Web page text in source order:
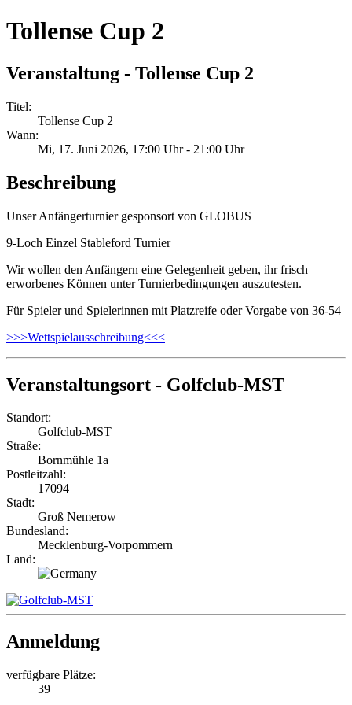
Tollense Cup 2
Veranstaltung - Tollense Cup 2
Titel:
Tollense Cup 2
Wann:
Mi, 17. Juni 2026, 17:00 Uhr- 21:00 Uhr
Beschreibung
Unser Anfängerturnier gesponsort von GLOBUS
9-Loch Einzel Stableford Turnier
Wir wollen den Anfängern eine Gelegenheit geben, ihr frisch
erworbenes Können unter Turnierbedingungen auszutesten.
Für Spieler und Spielerinnen mit Platzreife oder Vorgabe von 36-54
>>>Wettspielausschreibung<<<
Veranstaltungsort - Golfclub-MST
Standort:
Golfclub-MST
Straße:
Bornmühle 1a
Postleitzahl:
17094
Stadt:
Groß Nemerow
Bundesland:
Mecklenburg-Vorpommern
Land:
Anmeldung
verfügbare Plätze:
39